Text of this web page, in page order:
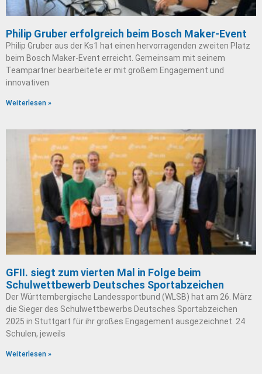
Philip Gruber erfolgreich beim Bosch Maker-Event
Philip Gruber aus der Ks1 hat einen hervorragenden zweiten Platz
beim Bosch Maker-Event erreicht. Gemeinsam mit seinem
Teampartner bearbeitete er mit großem Engagement und
innovativen
Weiterlesen »
GFII. siegt zum vierten Mal in Folge beim
Schulwettbewerb Deutsches Sportabzeichen
Der Württembergische Landessportbund (WLSB) hat am 26. März
die Sieger des Schulwettbewerbs Deutsches Sportabzeichen
2025 in Stuttgart für ihr großes Engagement ausgezeichnet. 24
Schulen, jeweils
Weiterlesen »